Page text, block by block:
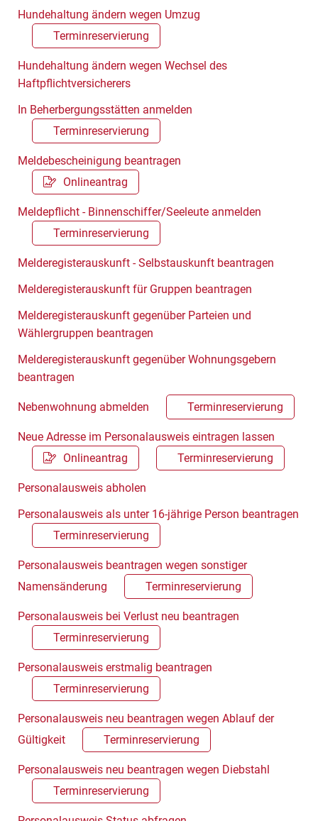
Hundehaltung ändern wegen Umzug
Terminreservierung
Hundehaltung ändern wegen Wechsel des
Haftpflichtversicherers
In Beherbergungsstätten anmelden
Terminreservierung
Meldebescheinigung beantragen
Onlineantrag
Meldepflicht - Binnenschiffer/Seeleute anmelden
Terminreservierung
Melderegisterauskunft - Selbstauskunft beantragen
Melderegisterauskunft für Gruppen beantragen
Melderegisterauskunft gegenüber Parteien und
Wählergruppen beantragen
Melderegisterauskunft gegenüber Wohnungsgebern
beantragen
Nebenwohnung abmelden Terminreservierung
Neue Adresse im Personalausweis eintragen lassen
Onlineantrag
Terminreservierung
Personalausweis abholen
Personalausweis als unter 16-jährige Person beantragen
Terminreservierung
Personalausweis beantragen wegen sonstiger
Namensänderung
Terminreservierung
Personalausweis bei Verlust neu beantragen
Terminreservierung
Personalausweis erstmalig beantragen
Terminreservierung
Personalausweis neu beantragen wegen Ablauf der
Gültigkeit
Terminreservierung
Personalausweis neu beantragen wegen Diebstahl
Terminreservierung